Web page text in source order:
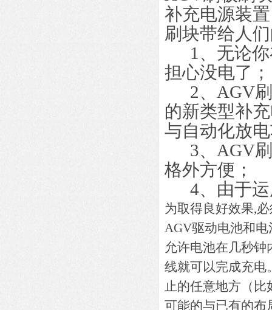
补充电源装
刷块带给人
1、无论你
担心没电了；
2、AGV刷
的新类型补
与自动化放
3、AGV刷
格外方便；
4、由于运
为取得良好效果,
AGV驱动电池和
允许电池在几秒
线就可以完成充电
止的任意地方（比
可能的与已有的布